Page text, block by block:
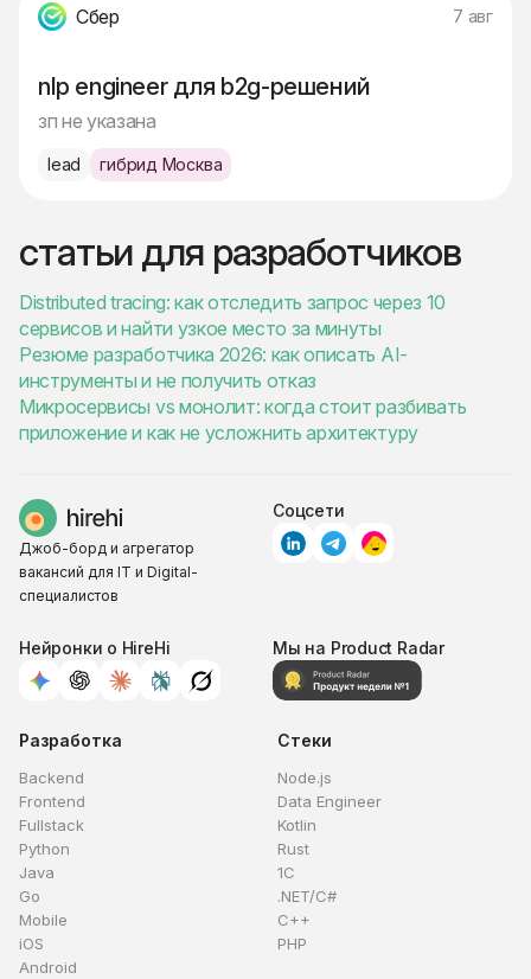
Сбер 7 авг
nlp engineer для b2g-решений
зп не указана
lead гибрид Москва
статьи для разработчиков
Distributed tracing: как отследить запрос через 10
сервисов и найти узкое место за минуты
Резюме разработчика 2026: как описать AI-
инструменты и не получить отказ
Микросервисы vs монолит: когда стоит разбивать
приложение и как не усложнить архитектуру
Джоб-борд и агрегатор
вакансий для IT и Digital-
специалистов
Соцсети
Нейронки о HireHi Мы на Product Radar
Разработка
Backend
Frontend
Fullstack
Python
Java
Go
Mobile
iOS
Android
Стеки
Node.js
Data Engineer
Kotlin
Rust
1C
.NET/C#
C++
PHP